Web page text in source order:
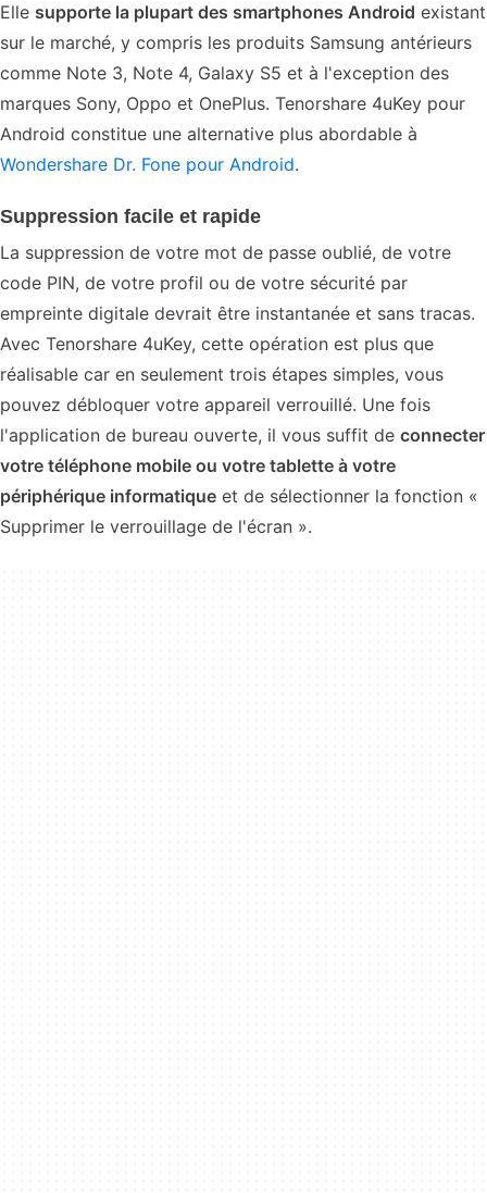
Elle supporte la plupart des smartphones Android existant
sur le marché, y compris les produits Samsung antérieurs
comme Note 3, Note 4, Galaxy S5 et à l'exception des
marques Sony, Oppo et OnePlus. Tenorshare 4uKey pour
Android constitue une alternative plus abordable à
Wondershare Dr. Fone pour Android.
Suppression facile et rapide
La suppression de votre mot de passe oublié, de votre
code PIN, de votre profil ou de votre sécurité par
empreinte digitale devrait être instantanée et sans tracas.
Avec Tenorshare 4uKey, cette opération est plus que
réalisable car en seulement trois étapes simples, vous
pouvez débloquer votre appareil verrouillé. Une fois
l'application de bureau ouverte, il vous suffit de connecter
votre téléphone mobile ou votre tablette à votre
périphérique informatique et de sélectionner la fonction «
Supprimer le verrouillage de l'écran ».